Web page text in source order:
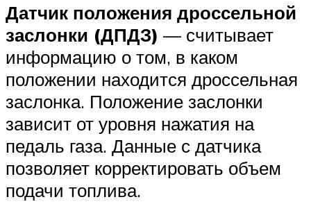
Датчик положения дроссельной
заслонки (ДПДЗ) — считывает
информацию о том, в каком
положении находится дроссельная
заслонка. Положение заслонки
зависит от уровня нажатия на
педаль газа. Данные с датчика
позволяет корректировать объем
подачи топлива.